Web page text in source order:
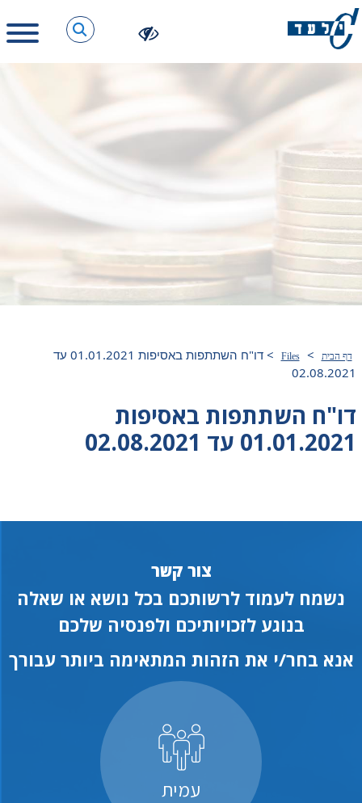
דף הבית >
Files
>
דו"ח השתתפות באסיפות 01.01.2021 עד
02.08.2021
דו"ח השתתפות באסיפות
01.01.2021 עד 02.08.2021
צור קשר
נשמח לעמוד לרשותכם בכל נושא או שאלה
בנוגע לזכויותיכם ולפנסיה שלכם
אנא בחר/י את הזהות המתאימה ביותר עבורך
עמית